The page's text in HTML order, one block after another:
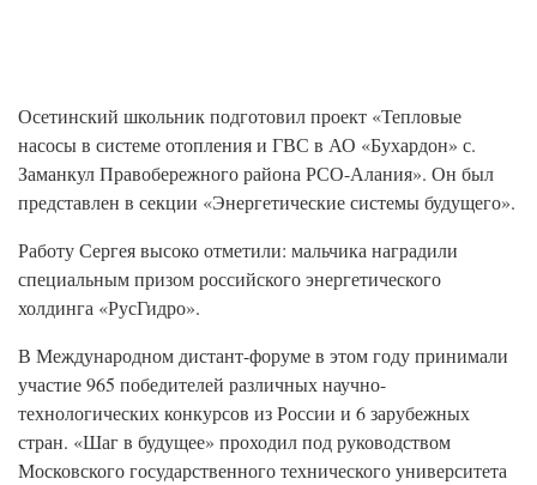
Осетинский школьник подготовил проект «Тепловые
насосы в системе отопления и ГВС в АО «Бухардон» с.
Заманкул Правобережного района РСО-Алания». Он был
представлен в секции «Энергетические системы будущего».
Работу Сергея высоко отметили: мальчика наградили
специальным призом российского энергетического
холдинга «РусГидро».
В Международном дистант-форуме в этом году принимали
участие 965 победителей различных научно-
технологических конкурсов из России и 6 зарубежных
стран. «Шаг в будущее» проходил под руководством
Московского государственного технического университета